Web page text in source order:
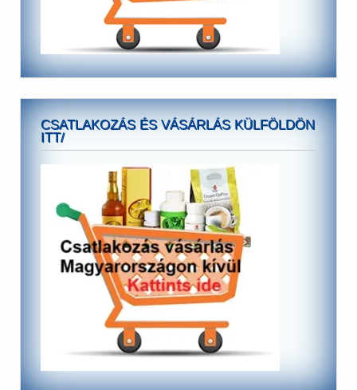
CSATLAKOZÁS ÉS VÁSÁRLÁS KÜLFÖLDÖN
ITT/